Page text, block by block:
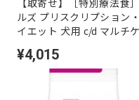
ルズ プリスクリプション
イエット 犬用 c/d マルチ
入り ドライ 1kg
¥4,015